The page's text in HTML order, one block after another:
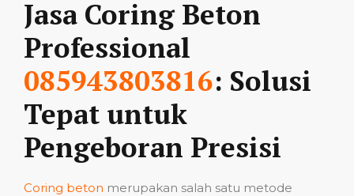
Jasa Coring Beton
Professional
085943803816: Solusi
Tepat untuk
Pengeboran Presisi
Coring beton merupakan salah satu metode